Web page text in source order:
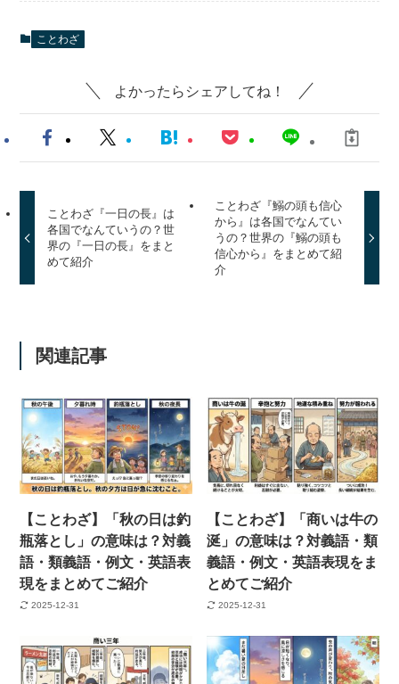
ことわざ
よかったらシェアしてね！
ことわざ『一日の長』は
各国でなんていうの？世
界の『一日の長』をまと
めて紹介
ことわざ『鰯の頭も信心
から』は各国でなんてい
うの？世界の『鰯の頭も
信心から』をまとめて紹
介
関連記事
【ことわざ】「秋の日は釣
瓶落とし」の意味は？対義
語・類義語・例文・英語表
現をまとめてご紹介
2025-12-31
【ことわざ】「商いは牛の
涎」の意味は？対義語・類
義語・例文・英語表現をま
とめてご紹介
2025-12-31